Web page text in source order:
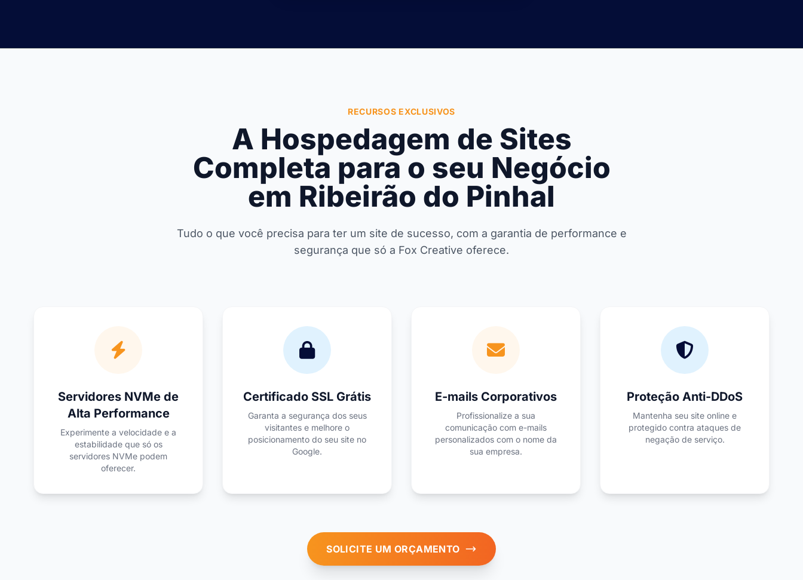
RECURSOS EXCLUSIVOS
A Hospedagem de Sites
Completa para o seu Negócio
em Ribeirão do Pinhal
Tudo o que você precisa para ter um site de sucesso, com a garantia de performance e
segurança que só a Fox Creative oferece.
Servidores NVMe de
Alta Performance
Experimente a velocidade e a
estabilidade que só os
servidores NVMe podem
oferecer.
Certificado SSL Grátis
Garanta a segurança dos seus
visitantes e melhore o
posicionamento do seu site no
Google.
E-mails Corporativos
Profissionalize a sua
comunicação com e-mails
personalizados com o nome da
sua empresa.
Proteção Anti-DDoS
Mantenha seu site online e
protegido contra ataques de
negação de serviço.
SOLICITE UM ORÇAMENTO